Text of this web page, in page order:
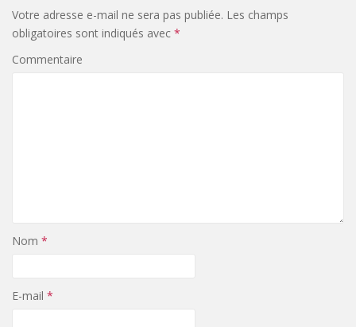
Votre adresse e-mail ne sera pas publiée. Les champs
obligatoires sont indiqués avec *
Commentaire
Nom *
E-mail *